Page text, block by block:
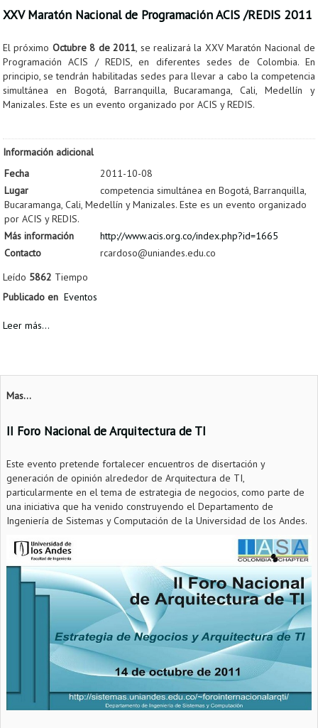
XXV Maratón Nacional de Programación ACIS /REDIS 2011
El próximo Octubre 8 de 2011, se realizará la XXV Maratón Nacional de
Programación ACIS / REDIS, en diferentes sedes de Colombia. En
principio, se tendrán habilitadas sedes para llevar a cabo la competencia
simultánea en Bogotá, Barranquilla, Bucaramanga, Cali, Medellín y
Manizales. Este es un evento organizado por ACIS y REDIS.
Información adicional
Fecha
2011-10-08
Lugar
competencia simultánea en Bogotá, Barranquilla,
Bucaramanga, Cali, Medellín y Manizales. Este es un evento organizado
por ACIS y REDIS.
Más información
http://www.acis.org.co/index.php?id=1665
Contacto
rcardoso@uniandes.edu.co
Leído 5862 Tiempo
Publicado en Eventos
Leer más...
Mas...
II Foro Nacional de Arquitectura de TI
Este evento pretende fortalecer encuentros de disertación y
generación de opinión alrededor de Arquitectura de TI,
particularmente en el tema de estrategia de negocios, como parte de
una iniciativa que ha venido construyendo el Departamento de
Ingeniería de Sistemas y Computación de la Universidad de los Andes.